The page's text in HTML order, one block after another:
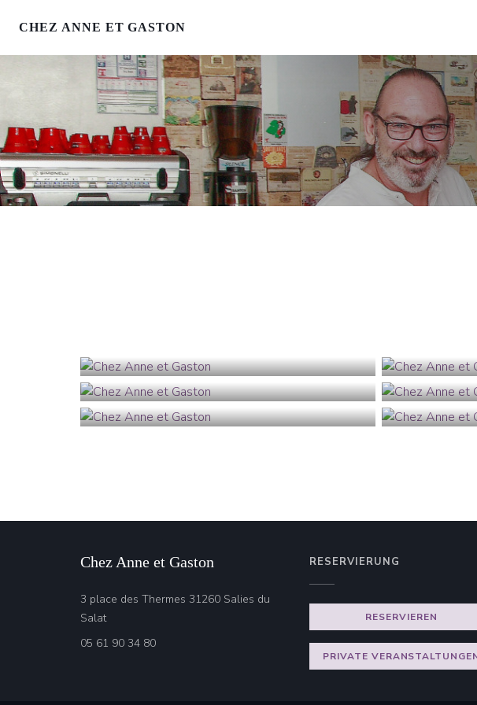
CHEZ ANNE ET GASTON
Chez Anne et Gaston
3 place des Thermes 31260 Salies du
Salat((öffnet ein neues Fenster))
05 61 90 34 80
RESERVIERUNG
RESERVIEREN
PRIVATE